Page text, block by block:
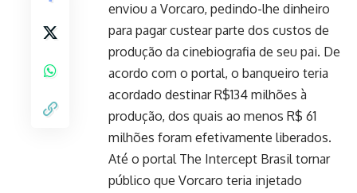
enviou a Vorcaro, pedindo-lhe dinheiro
para pagar custear parte dos custos de
produção da cinebiografia de seu pai. De
acordo com o portal, o banqueiro teria
acordado destinar R$134 milhões à
produção, dos quais ao menos R$ 61
milhões foram efetivamente liberados.
Até o portal The Intercept Brasil tornar
público que Vorcaro teria injetado